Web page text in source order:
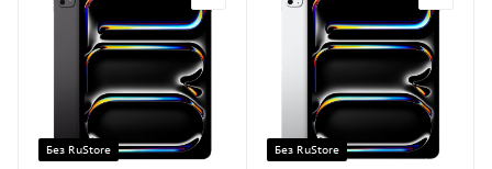
Без RuStore Без RuStore